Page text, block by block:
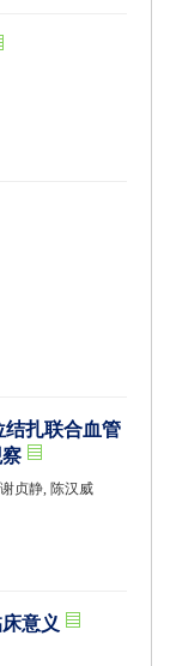
扎联合血管
贞静, 陈汉威
意义